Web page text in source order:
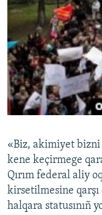
«Biz, akimiyet bizni
kene keçirmege
Qırım federal aliy
kirsetilmesine qarşı
halqara statusınıñ